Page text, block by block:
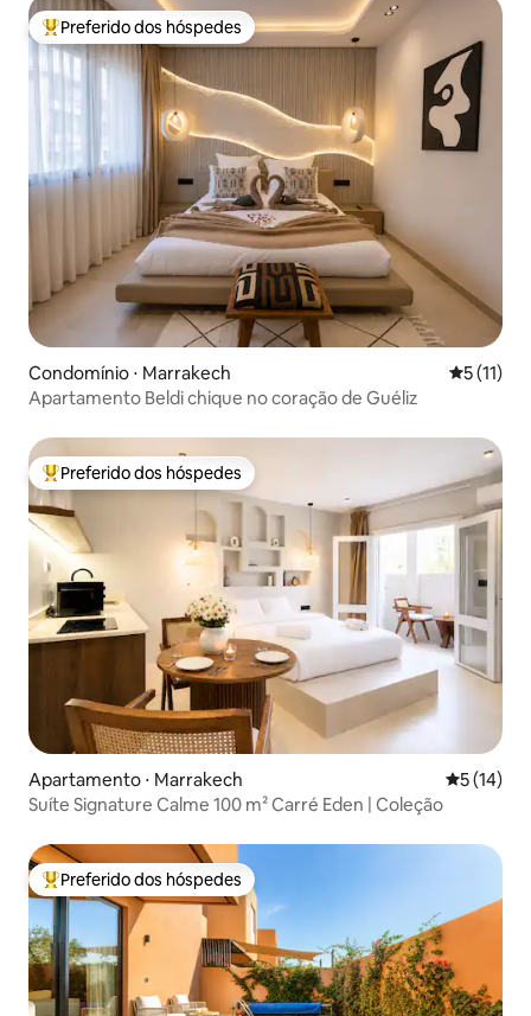
Entre os melhores preferidos dos hóspedes
Preferido dos hóspedes
Condomínio ⋅ Marrakech 5 de uma
5 (11)
Apartamento Beldi chique no coração de Guéliz
Entre os melhores preferidos dos hóspedes
Preferido dos hóspedes
Apartamento ⋅ Marrakech 5 de uma
5 (14)
Suíte Signature Calme 100 m² Carré Eden | Coleção
Entre os melhores preferidos dos hóspedes
Preferido dos hóspedes